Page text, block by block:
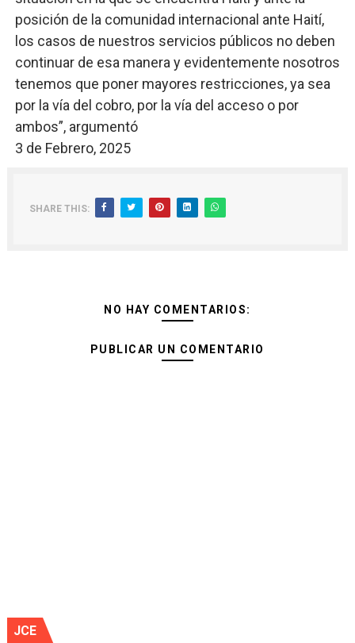
posición de la comunidad internacional ante Haití,
los casos de nuestros servicios públicos no deben
continuar de esa manera y evidentemente nosotros
tenemos que poner mayores restricciones, ya sea
por la vía del cobro, por la vía del acceso o por
ambos”, argumentó
3 de Febrero, 2025
SHARE THIS:
NO HAY COMENTARIOS:
PUBLICAR UN COMENTARIO
JCE